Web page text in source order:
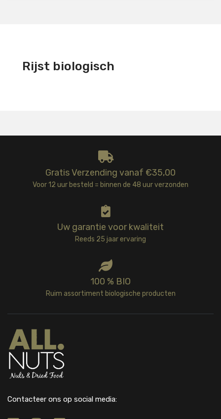
Rijst biologisch
Gratis Verzending vanaf €35,00
Voor 12 uur besteld = binnen de 48 uur verzonden
Uw garantie voor kwaliteit
Reeds 25 jaar ervaring
100 % BIO
Ruim assortiment biologische producten
Contacteer ons op social media: